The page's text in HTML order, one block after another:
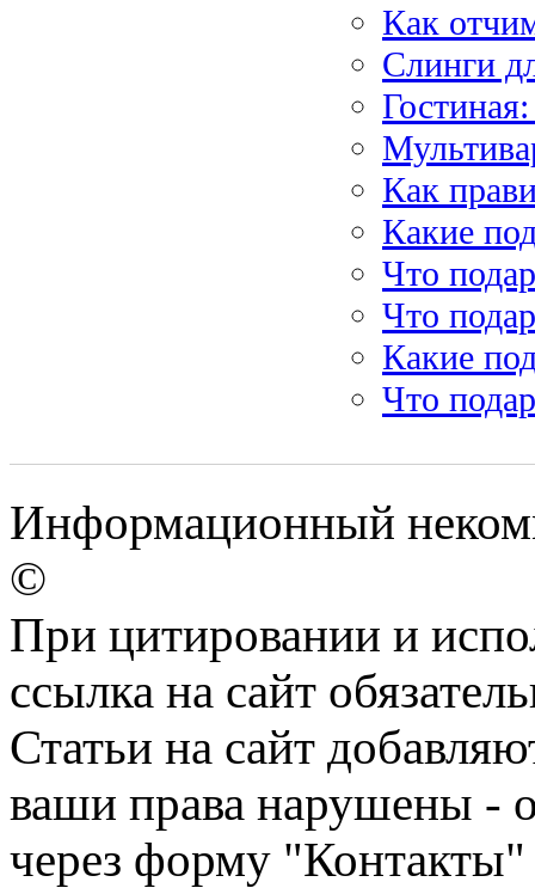
Как
Слинги
Как
Какие
Что
Что
Какие
Что
Информационный
©
При цитировании и
ссылка на сайт
Статьи на сайт
ваши права нарушены -
через форму "Контакты"